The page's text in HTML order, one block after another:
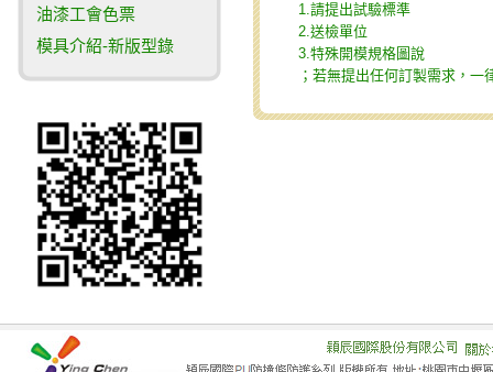
油漆工會色票
模具介紹-新版型錄
1.請提出試驗標準
2.送檢單位
3.特殊開模規格圖說
；若無提出任何訂製需求，